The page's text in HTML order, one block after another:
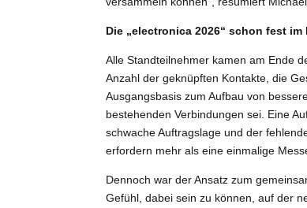
Die „electronica 2026“ schon fest im
Alle Standteilnehmer kamen am Ende
Anzahl der geknüpften Kontakte, die
Ausgangsbasis zum Aufbau von
bestehenden Verbindungen sei. Eine
schwache Auftragslage und der
erfordern mehr als eine einmalige
Dennoch war der Ansatz zum
Gefühl, dabei sein zu können, auf der